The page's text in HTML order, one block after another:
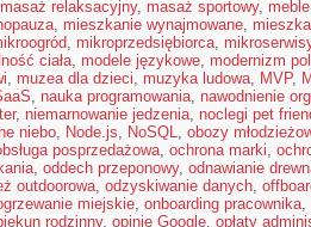
masaż relaksacyjny, masaż sportowy,
, mieszkanie wynajmowane,
, mikroprzedsiębiorca,
ciała, modele językowe, modernizm
, muzea dla dzieci, muzyka ludowa, MVP,
, nauka programowania, nawodnienie
, niemarnowanie jedzenia, noclegi pet
niebo, Node.js, NoSQL, obozy
posprzedażowa, ochrona marki,
, oddech przeponowy, odnawianie
outdoorowa, odzyskiwanie danych,
miejskie, onboarding pracownika,
rodzinny, opinie Google, opłaty